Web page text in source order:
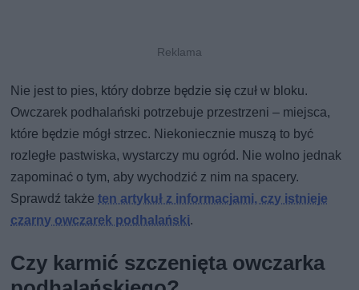
Nie jest to pies, który dobrze będzie się czuł w bloku.
Owczarek podhalański potrzebuje przestrzeni – miejsca,
które będzie mógł strzec. Niekoniecznie muszą to być
rozległe pastwiska, wystarczy mu ogród. Nie wolno jednak
zapominać o tym, aby wychodzić z nim na spacery.
Sprawdź takżeten artykuł z informacjami, czy istnieje
czarny owczarek podhalański.
Czy karmić szczenięta owczarka